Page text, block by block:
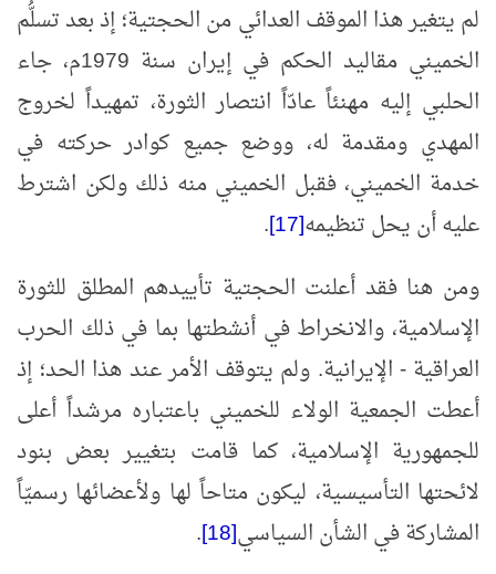
لم يتغير هذا الموقف العدائي من الحجتية؛ إذ بعد تسلُّم
الخميني مقاليد الحكم في إيران سنة 1979م، جاء
الحلبي إليه مهنئاً عادّاً انتصار الثورة، تمهيداً لخروج
المهدي ومقدمة له، ووضع جميع كوادر حركته في
خدمة الخميني، فقبل الخميني منه ذلك ولكن اشترط
عليه أن يحل تنظيمه[17]
.
ومن هنا فقد أعلنت الحجتية تأييدهم المطلق للثورة
الإسلامية، والانخراط في أنشطتها بما في ذلك الحرب
العراقية - الإيرانية. ولم يتوقف الأمر عند هذا الحد؛ إذ
أعطت الجمعية الولاء للخميني باعتباره مرشداً أعلى
للجمهورية الإسلامية، كما قامت بتغيير بعض بنود
لائحتها التأسيسية، ليكون متاحاً لها ولأعضائها رسميّاً
المشاركة في الشأن السياسي[18]
.